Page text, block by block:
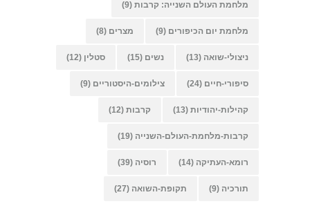
מלחמת העולם השנייה: קרבות (9)
מלחמת יום הכיפורים (9) מצרים (8)
ניצולי-שואה (13) נשים (15) סטלין (12)
סיפורי-חיים (24) צילומים-היסטוריים (9)
קהילות-יהודיות (13) קרבות (12)
קרבות-מלחמת-העולם-השנייה (19)
רומא-העתיקה (14) רוסיה (39)
תורכיה (9) תקופת-השואה (27)